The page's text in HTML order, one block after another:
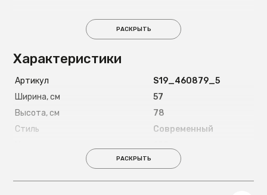
РАСКРЫТЬ
Характеристики
Артикул
S19_460879_5
Ширина, см
57
Высота, см
78
Стиль
Современный
Черный
РАСКРЫТЬ